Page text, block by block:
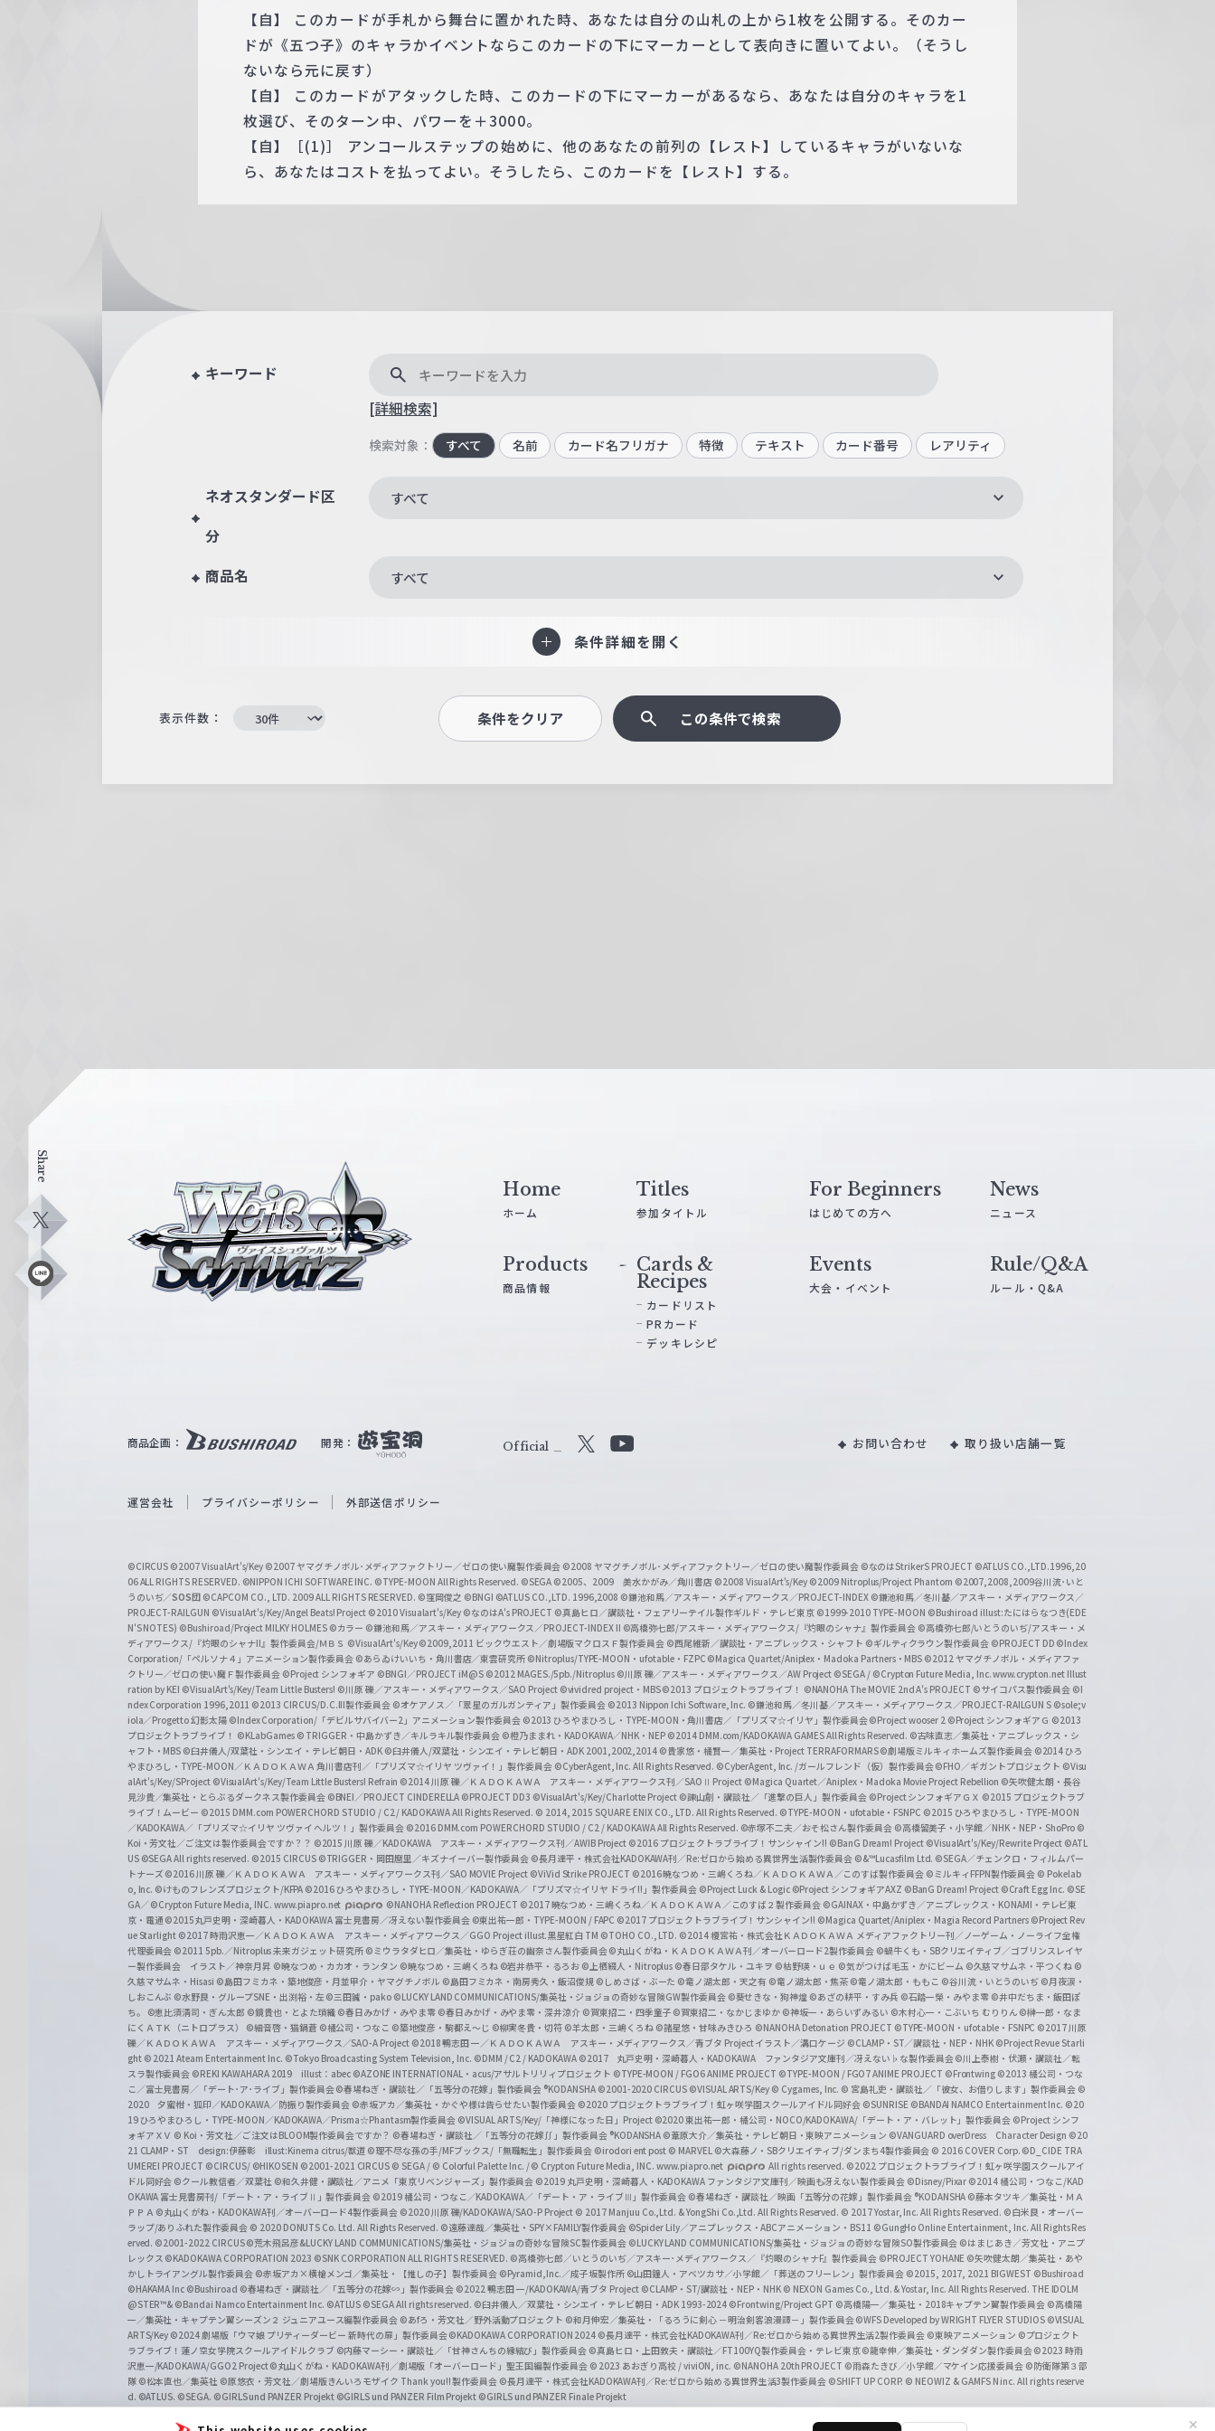
✕
【自】 このカードが手札から舞台に置かれた時、あなたは自分の山札の上から1枚を公開する。そのカー
ドが《五つ子》のキャラかイベントならこのカードの下にマーカーとして表向きに置いてよい。（そうし
ないなら元に戻す）
【自】 このカードがアタックした時、このカードの下にマーカーがあるなら、あなたは自分のキャラを1
枚選び、そのターン中、パワーを＋3000。
【自】［(1)］ アンコールステップの始めに、他のあなたの前列の【レスト】しているキャラがいないな
ら、あなたはコストを払ってよい。そうしたら、このカードを【レスト】する。
キーワード
[詳細検索]
検索対象： すべて 名前 カード名フリガナ 特徴 テキスト カード番号 レアリティ
ネオスタンダード区
分
すべて
商品名 すべて
条件詳細を開く
表示件数： 条件をクリア この条件で検索
Share
X
L
ス
W
i
c
h
w
a
r
z
Home
ホーム
Titles
参加タイトル
For Beginners
はじめての方へ
News
ニュース
Products
商品情報
Cards &
Recipes
カードリスト
PRカード
デッキレシピ
Events
大会・イベント
Rule/Q&A
ルール・Q&A
商品企画： 開発： Official
Y
b
e
O
f
f
i
c
i
a
l
C
h
a
n
n
e
l
お問い合わせ 取り扱い店舗一覧
運営会社 プライバシーポリシー 外部送信ポリシー
©CIRCUS ©2007 VisualArt's/Key ©2007 ヤマグチノボル･メディアファクトリー／ゼロの使い魔製作委員会 ©2008 ヤマグチノボル･メディアファクトリー／ゼロの使い魔製作委員会 ©なのはStrikerS PROJECT ©ATLUS CO.,LTD.1996,20
06 ALL RIGHTS RESERVED. ©NIPPON ICHI SOFTWARE INC. ©TYPE-MOON All Rights Reserved. ©SEGA ©2005、2009 美水かがみ／角川書店 ©2008 VisualArt's/Key ©2009 Nitroplus/Project Phantom ©2007,2008,2009谷川流･いと
うのいぢ／SOS団 ©CAPCOM CO., LTD. 2009 ALL RIGHTS RESERVED. ©窪岡俊之 ©BNGI ©ATLUS CO.,LTD. 1996,2008 ©鎌池和馬／アスキー・メディアワークス／PROJECT-INDEX ©鎌池和馬／冬川基／アスキー・メディアワークス／
PROJECT-RAILGUN ©VisualArt's/Key/Angel Beats! Project ©2010 Visualart's/Key ©なのはA's PROJECT ©真島ヒロ／講談社・フェアリーテイル製作ギルド・テレビ東京 ©1999-2010 TYPE-MOON ©Bushiroad illust:たにはらなつき(EDE
N'S NOTES) ©Bushiroad/Project MILKY HOLMES ©カラー ©鎌池和馬／アスキー・メディアワークス／PROJECT-INDEX II ©高橋弥七郎/アスキー・メディアワークス/『灼眼のシャナ』製作委員会 ©高橋弥七郎/いとうのいぢ/アスキー・メ
ディアワークス/『灼眼のシャナII』製作委員会/ＭＢＳ ©VisualArt's/Key©2009,2011 ビックウエスト／劇場版マクロスＦ製作委員会 ©西尾維新／講談社・アニプレックス・シャフト ©ギルティクラウン製作委員会 ©PROJECT DD ©Index
Corporation/「ペルソナ４」アニメーション製作委員会 ©あらゐけいいち・角川書店／東雲研究所 ©Nitroplus/TYPE-MOON・ufotable・FZPC ©Magica Quartet/Aniplex・Madoka Partners・MBS ©2012 ヤマグチノボル・メディアファ
クトリー／ゼロの使い魔Ｆ製作委員会 ©Project シンフォギア ©BNGI／PROJECT iM@S ©2012 MAGES./5pb./Nitroplus ©川原 礫／アスキー・メディアワークス／AW Project ©SEGA / ©Crypton Future Media, Inc. www.crypton.net Illust
ration by KEI ©VisualArt's/Key/Team Little Busters! ©川原 礫／アスキー・メディアワークス／SAO Project ©vividred project・MBS ©2013 プロジェクトラブライブ！ ©NANOHA The MOVIE 2nd A's PROJECT ©サイコパス製作委員会 ©I
ndex Corporation 1996,2011 ©2013 CIRCUS/D.C.III製作委員会 ©オケアノス／「翠星のガルガンティア」製作委員会 ©2013 Nippon Ichi Software, Inc. ©鎌池和馬／冬川基／アスキー・メディアワークス／PROJECT-RAILGUN S ©sole;v
iola／Progetto 幻影太陽 ©Index Corporation/「デビルサバイバー2」アニメーション製作委員会 ©2013 ひろやまひろし・TYPE-MOON・角川書店／「プリズマ☆イリヤ」製作委員会©Project wooser 2 ©Project シンフォギアＧ ©2013
プロジェクトラブライブ！ ©KLabGames © TRIGGER・中島かずき／キルラキル製作委員会 ©橙乃ままれ・KADOKAWA／NHK・NEP ©2014 DMM.com/KADOKAWA GAMES All Rights Reserved. ©古味直志／集英社・アニプレックス・シ
ャフト・MBS ©臼井儀人/双葉社・シンエイ・テレビ朝日・ADK ©臼井儀人/双葉社・シンエイ・テレビ朝日・ADK 2001,2002,2014 ©貴家悠・橘賢一／集英社・Project TERRAFORMARS©劇場版ミルキィホームズ製作委員会 ©2014 ひろ
やまひろし・TYPE-MOON／ＫＡＤＯＫＡＷＡ 角川書店刊／「プリズマ☆イリヤ ツヴァイ！」製作委員会 ©CyberAgent, Inc. All Rights Reserved. ©CyberAgent, Inc. /ガールフレンド（仮）製作委員会©FHO／ギガントプロジェクト ©Visu
alArt's/Key/SProject ©VisualArt's/Key/Team Little Busters! Refrain ©2014 川原 礫／ＫＡＤＯＫＡＷＡ アスキー・メディアワークス刊／SAOⅡ Project ©Magica Quartet／Aniplex・Madoka Movie Project Rebellion ©矢吹健太朗・長谷
見沙貴／集英社・とらぶるダークネス製作委員会 ©BNEI／PROJECT CINDERELLA ©PROJECT DD3 ©VisualArt's/Key/Charlotte Project ©諫山創・講談社／「進撃の巨人」製作委員会 ©Project シンフォギアＧＸ ©2015 プロジェクトラブ
ライブ！ムービー ©2015 DMM.com POWERCHORD STUDIO / C2 / KADOKAWA All Rights Reserved. © 2014, 2015 SQUARE ENIX CO., LTD. All Rights Reserved. ©TYPE-MOON・ufotable・FSNPC ©2015 ひろやまひろし・TYPE-MOON
／KADOKAWA／「プリズマ☆イリヤ ツヴァイ ヘルツ！」製作委員会 ©2016 DMM.com POWERCHORD STUDIO / C2 / KADOKAWA All Rights Reserved. ©赤塚不二夫／おそ松さん製作委員会 ©高橋留美子・小学館／NHK・NEP・ShoPro ©
Koi・芳文社／ご注文は製作委員会ですか？？ ©2015 川原 礫／KADOKAWA アスキー・メディアワークス刊／AWIB Project ©2016 プロジェクトラブライブ！サンシャイン!! ©BanG Dream! Project ©VisualArt's/Key/Rewrite Project ©ATL
US ©SEGA All rights reserved. ©2015 CIRCUS ©TRIGGER・岡田麿里／キズナイーバー製作委員会 ©長月達平・株式会社KADOKAWA刊／Re:ゼロから始める異世界生活製作委員会 ©&™Lucasfilm Ltd. ©SEGA／チェンクロ・フィルムパー
トナーズ©2016 川原 礫／ＫＡＤＯＫＡＷＡ アスキー・メディアワークス刊／SAO MOVIE Project ©ViVid Strike PROJECT ©2016 暁なつめ・三嶋くろね／ＫＡＤＯＫＡＷＡ／このすば製作委員会 ©ミルキィFFPN製作委員会 © Pokelab
o, Inc. ©けものフレンズプロジェクト/KFPA ©2016 ひろやまひろし・TYPE-MOON／KADOKAWA／「プリズマ☆イリヤ ドライ!!」製作委員会 ©Project Luck & Logic ©Project シンフォギアAXZ ©BanG Dream! Project ©Craft Egg Inc. ©SE
GA／ ©Crypton Future Media, INC. www.piapro.net
©NANOHA Reflection PROJECT ©2017 暁なつめ・三嶋くろね／ＫＡＤＯＫＡＷＡ／このすば２製作委員会 ©GAINAX・中島かずき／アニプレックス・KONAMI・テレビ東
京・電通 ©2015丸戸史明・深崎暮人・KADOKAWA 富士見書房／冴えない製作委員会 ©東出祐一郎・TYPE-MOON / FAPC ©2017 プロジェクトラブライブ！サンシャイン!! ©Magica Quartet/Aniplex・Magia Record Partners ©Project Rev
ue Starlight ©2017 時雨沢恵一／ＫＡＤＯＫＡＷＡ アスキー・メディアワークス／GGO Project illust.黒星紅白 TM ©TOHO CO., LTD. ©2014 榎宮祐・株式会社ＫＡＤＯＫＡＷＡ メディアファクトリー刊／ノーゲーム・ノーライフ全権
代理委員会 ©2011 5pb.／Nitroplus 未来ガジェット研究所 ©ミウラタダヒロ／集英社・ゆらぎ荘の幽奈さん製作委員会©丸山くがね・ＫＡＤＯＫＡＷＡ刊／オーバーロード2製作委員会 ©蝸牛くも・SBクリエイティブ／ゴブリンスレイヤ
ー製作委員会 イラスト／神奈月昇 ©暁なつめ・カカオ・ランタン ©暁なつめ・三嶋くろね ©岩井恭平・るろお ©上栖綴人・Nitroplus ©春日部タケル・ユキヲ ©枯野瑛・ｕｅ ©気がつけば毛玉・かにビーム ©久慈マサムネ・平つくね ©
久慈マサムネ・Hisasi ©島田フミカネ・築地俊彦・月並甲介・ヤマグチノボル ©島田フミカネ・南房秀久・飯沼俊規 ©しめさば・ぶーた ©竜ノ湖太郎・天之有 ©竜ノ湖太郎・焦茶 ©竜ノ湖太郎・ももこ ©谷川流・いとうのいぢ ©月夜涙・
しおこんぶ ©水野良・グループSNE・出渕裕・左©三田誠・pako ©LUCKY LAND COMMUNICATIONS/集英社・ジョジョの奇妙な冒険GW製作委員会 ©葵せきな・狗神煌 ©あざの耕平・すみ兵 ©石踏一榮・みやま零 ©井中だちま・飯田ぽ
ち。
©恵比須清司・ぎん太郎 ©鏡貴也・とよた瑣織 ©春日みかげ・みやま零 ©春日みかげ・みやま零・深井涼介 ©賀東招二・四季童子 ©賀東招二・なかじまゆか ©神坂一・あらいずみるい ©木村心一・こぶいち むりりん ©榊一郎・なま
にくＡＴＫ（ニトロプラス） ©細音啓・猫鍋蒼 ©橘公司・つなこ ©築地俊彦・駒都え～じ ©柳実冬貴・切符 ©羊太郎・三嶋くろね ©諸星悠・甘味みきひろ ©NANOHA Detonation PROJECT ©TYPE-MOON・ufotable・FSNPC ©2017 川原
礫／ＫＡＤＯＫＡＷＡ アスキー・メディアワークス／SAO-A Project ©2018 鴨志田 一／ＫＡＤＯＫＡＷＡ アスキー・メディアワークス／青ブタ Project イラスト／溝口ケージ ©CLAMP・ST／講談社・NEP・NHK ©Project Revue Starli
ght © 2021 Ateam Entertainment Inc. ©Tokyo Broadcasting System Television, Inc. ©DMM / C2 / KADOKAWA ©2017 丸戸史明・深崎暮人・KADOKAWA ファンタジア文庫刊／冴えない♭な製作委員会©川上泰樹・伏瀬・講談社／転
スラ製作委員会 ©REKI KAWAHARA 2019 illust：abec ©AZONE INTERNATIONAL・acus/アサルトリリィプロジェクト ©TYPE-MOON / FGO6 ANIME PROJECT ©TYPE-MOON / FGO7 ANIME PROJECT ©Frontwing ©2013 橘公司・つな
こ／富士見書房／「デート･ア･ライブ」製作委員会©春場ねぎ・講談社／「五等分の花嫁」製作委員会 ®KODANSHA ©2001-2020 CIRCUS ©VISUAL ARTS/Key © Cygames, Inc. © 宮島礼吏・講談社／「彼女、お借りします」製作委員会 ©
2020 夕蜜柑・狐印／KADOKAWA／防振り製作委員会 ©赤坂アカ／集英社・かぐや様は告らせたい製作委員会 ©2020 プロジェクトラブライブ！虹ヶ咲学園スクールアイドル同好会 ©SUNRISE ©BANDAI NAMCO Entertainment Inc. ©20
19 ひろやまひろし・TYPE-MOON／KADOKAWA／Prisma☆Phantasm製作委員会 ©VISUAL ARTS/Key/「神様になった日」Project ©2020 東出祐一郎・橘公司・NOCO/KADOKAWA/「デート・ア・バレット」製作委員会 ©Project シンフ
ォギアＸＶ © Koi・芳文社／ご注文はBLOOM製作委員会ですか？ ©春場ねぎ・講談社／「五等分の花嫁∬」製作委員会 ®KODANSHA ©葦原大介／集英社・テレビ朝日・東映アニメーション ©VANGUARD overDress Character Design ©20
21 CLAMP・ST design:伊藤彰 illust:Kinema citrus/獣道 ©理不尽な孫の手/MFブックス/「無職転生」製作委員会 ©irodori ent post © MARVEL ©大森藤ノ・SBクリエイティブ/ダンまち4製作委員会 © 2016 COVER Corp. ©D_CIDE TRA
UMEREI PROJECT ©CIRCUS/ ©HIKOSEN ©2001-2021 CIRCUS © SEGA / © Colorful Palette Inc. / © Crypton Future Media, INC. www.piapro.net All rights reserved. ©2022 プロジェクトラブライブ！虹ヶ咲学園スクールアイ
ドル同好会 ©クール教信者／双葉社 ©和久井健・講談社／アニメ「東京リベンジャーズ」製作委員会 ©2019 丸戸史明・深崎暮人・KADOKAWA ファンタジア文庫刊／映画も冴えない製作委員会 ©Disney/Pixar ©2014 橘公司・つなこ/KAD
OKAWA 富士見書房刊/「デート・ア・ライブⅡ」製作委員会 ©2019 橘公司・つなこ／KADOKAWA／「デート・ア・ライブⅢ」製作委員会 ©春場ねぎ・講談社／映画「五等分の花嫁」製作委員会 ®KODANSHA ©藤本タツキ／集英社・ＭＡ
ＰＰＡ ©丸山くがね・KADOKAWA刊／オーバーロード4製作委員会 ©2020 川原 礫/KADOKAWA/SAO-P Project © 2017 Manjuu Co.,Ltd. & YongShi Co.,Ltd. All Rights Reserved. © 2017 Yostar, Inc. All Rights Reserved. ©白米良・オーバー
ラップ/ありふれた製作委員会 © 2020 DONUTS Co. Ltd. All Rights Reserved. ©遠藤達哉／集英社・SPY×FAMILY製作委員会 ©Spider Lily／アニプレックス・ABCアニメーション・BS11 ©GungHo Online Entertainment, Inc. All Rights Res
erved. ©2001-2022 CIRCUS©荒木飛呂彦&LUCKY LAND COMMUNICATIONS/集英社・ジョジョの奇妙な冒険SC製作委員会 ©LUCKY LAND COMMUNICATIONS/集英社・ジョジョの奇妙な冒険SO製作委員会 ©はまじあき／芳文社・アニプ
レックス ©KADOKAWA CORPORATION 2023 ©SNK CORPORATION ALL RIGHTS RESERVED. ©高橋弥七郎／いとうのいぢ／アスキー･メディアワークス／『灼眼のシャナF』製作委員会 ©PROJECT YOHANE ©矢吹健太朗／集英社・あや
かしトライアングル製作委員会 ©赤坂アカ×横槍メンゴ／集英社・【推しの子】製作委員会 ©Pyramid,Inc.／成子坂製作所 ©山田鐘人・アベツカサ／小学館／「葬送のフリーレン」製作委員会 ©2015, 2017, 2021 BIGWEST ©Bushiroad
©HAKAMA Inc ©Bushiroad ©春場ねぎ・講談社／「五等分の花嫁∽」製作委員会 ©2022 鴨志田 一/KADOKAWA/青ブタ Project ©CLAMP・ST/講談社・NEP・NHK © NEXON Games Co., Ltd. & Yostar, Inc. All Rights Reserved. THE IDOLM
@STER™& ©Bandai Namco Entertainment Inc. ©ATLUS ©SEGA All rights reserved. ©臼井儀人／双葉社・シンエイ・テレビ朝日・ADK 1993-2024 ©Frontwing/Project GPT ©高橋陽一／集英社・2018キャプテン翼製作委員会 ©高橋陽
一／集英社・キャプテン翼シーズン２ ジュニアユース編製作委員会 ©あfろ・芳文社／野外活動プロジェクト ©和月伸宏／集英社・「るろうに剣心 －明治剣客浪漫譚－」製作委員会©WFS Developed by WRIGHT FLYER STUDIOS ©VISUAL
ARTS/Key ©2024 劇場版「ウマ娘 プリティーダービー 新時代の扉」製作委員会©KADOKAWA CORPORATION 2024 ©長月達平・株式会社KADOKAWA刊／Re:ゼロから始める異世界生活2製作委員会 ©東映アニメーション ©プロジェクト
ラブライブ！蓮ノ空女学院スクールアイドルクラブ ©内藤マーシー・講談社／「甘神さんちの縁結び」製作委員会 ©真島ヒロ・上田敦夫・講談社／FT100YQ製作委員会・テレビ東京©龍幸伸／集英社・ダンダダン製作委員会©2023 時雨
沢恵一/KADOKAWA/GGO2 Project©丸山くがね・KADOKAWA刊／劇場版「オーバーロード」聖王国編製作委員会 © 2023 あおぎり高校 / viviON, inc. ©NANOHA 20th PROJECT ©雨森たきび／小学館／マケイン応援委員会 ©防衛隊第３部
隊 ©松本直也／集英社 ©原悠衣・芳文社／劇場版きんいろモザイク Thank you!! 製作委員会 ©長月達平・株式会社KADOKAWA刊／Re:ゼロから始める異世界生活3製作委員会 ©SHIFT UP CORP. © NEOWIZ & GAMFS N inc. All rights reserve
d. ©ATLUS. ©SEGA. ©GIRLS und PANZER Projekt ©GIRLS und PANZER Film Projekt ©GIRLS und PANZER Finale Projekt